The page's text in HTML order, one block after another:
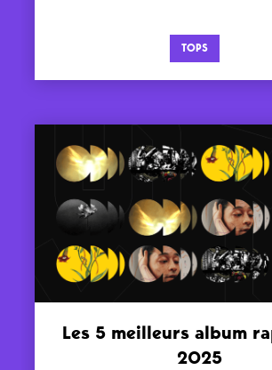
TOPS
Les 5 meilleurs album
2025